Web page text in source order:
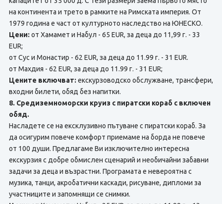
на континента и трето в рамките на Римската империя. От
1979 година е част от културното наследство на ЮНЕСКО.
Цени: от Хамамет и Набул - 65 EUR, за деца до 11,99 г. - 33
EUR;
от Сус и Монастир - 62 EUR, за деца до 11.99 г. - 31 EUR.
от Махдия - 62 EUR, за деца до 11.99 г. - 31 EUR;
Цените включват: екскурзоводско обслужване, трансфери,
входни билети, обяд без напитки.
8. Средиземноморски круиз с пиратски кораб с включен
обяд.
Насладете се на ексклузивно пътуване с пиратски кораб. За
да осигурим повече комфорт приемаме на борда не повече
от 100 души. Предлагаме Ви изключително интересна
екскурзия с добре обмислен сценарий и необичайни забавни
задачи за деца и възрастни. Програмата е невероятна с
музика, танци, акробатични каскади, рисуване, дипломи за
участниците и запомнящи се снимки.